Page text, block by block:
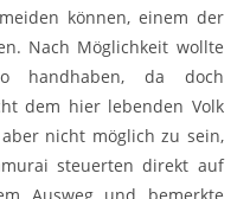
können, einem der
Nach Möglichkeit wollte
handhaben, da doch
dem hier lebenden Volk
nicht möglich zu sein,
steuerten direkt auf